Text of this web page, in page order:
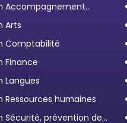
Accompagnement
Bilan de
Arts
Comptabilité
Finance
Langues
Ressources humaines
Sécurité, prévention des